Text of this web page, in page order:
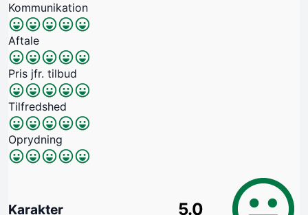
Kommunikation
Aftale
Pris jfr. tilbud
Tilfredshed
Oprydning
Karakter 5.0